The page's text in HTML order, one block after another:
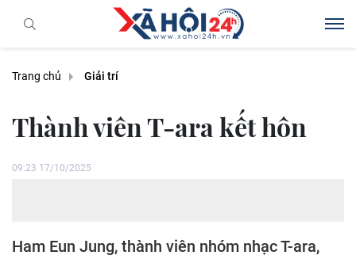
Trang chủ Giải trí
Thành viên T-ara kết hôn
09:23 17/10/2025
Ham Eun Jung, thành viên nhóm nhạc T-ara,